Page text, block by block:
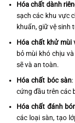
Hóa chất dành
sạch các khu vực
khuẩn, giữ vệ sinh
Hóa chất khử mùi
bỏ mùi khó chịu
sẽ và an toàn.
Hóa chất bóc sàn
cứng đầu trên các
Hóa chất đánh
các loại sàn, tạo